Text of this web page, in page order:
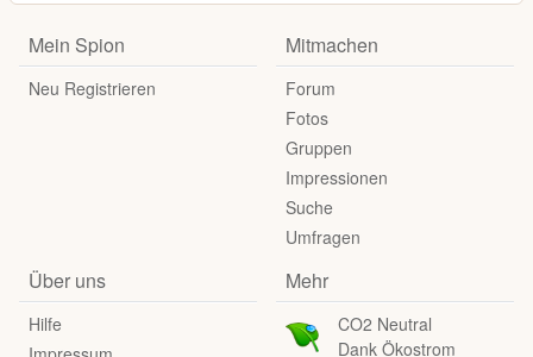
Mein Spion
Neu Registrieren
Mitmachen
Forum
Fotos
Gruppen
Impressionen
Suche
Umfragen
Über uns
Hilfe
Mehr
CO2 Neutral
Dank Ökostrom